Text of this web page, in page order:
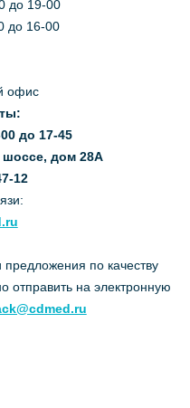
до 19-00
до 16-00
офис
до 17-45
шоссе, дом 28А
12
по качеству
отправить на электронную